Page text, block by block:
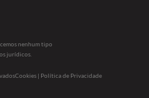
nenhum tipo
jurídicos.
Cookies | Política de Privacidade